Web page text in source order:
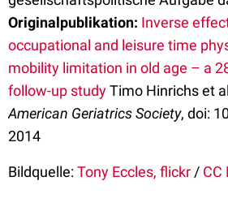
Originalpublikation: Inverse
occupational and leisure time
mobility limitation in old age – a
follow-up studyTimo Hinrichs et
American Geriatrics Society, doi:
2014
Bildquelle:Tony Eccles, flickr / CC